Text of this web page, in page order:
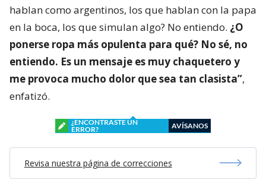
hablan como argentinos, los que hablan con la papa
en la boca, los que simulan algo? No entiendo. ¿O
ponerse ropa más opulenta para qué? No sé, no
entiendo. Es un mensaje es muy chaquetero y
me provoca mucho dolor que sea tan clasista”,
enfatizó.
¿ENCONTRASTE UN
ERROR?
AVÍSANOS
Revisa nuestra página de correcciones